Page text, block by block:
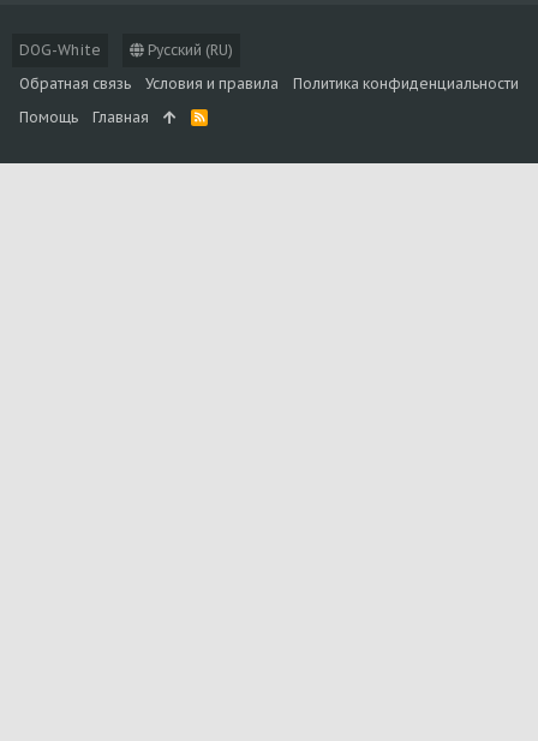
DOG-White
Русский (RU)
Обратная связь
Условия и правила
Политика конфиденциальности
Помощь
Главная
R